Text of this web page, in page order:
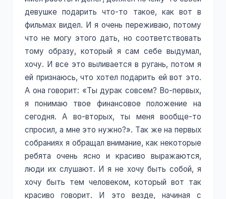
девушке подарить что-то такое, как вот в
фильмах видел. И я очень переживаю, потому
что не могу этого дать, но соответствовать
тому образу, который я сам себе выдумал,
хочу. И все это выливается в ругань, потом я
ей признаюсь, что хотел подарить ей вот это.
А она говорит: «Ты дурак совсем? Во-первых,
я понимаю твое финансовое положение на
сегодня. А во-вторых, ты меня вообще-то
спросил, а мне это нужно?». Так же на первых
собраниях я обращал внимание, как некоторые
ребята очень ясно и красиво выражаются,
люди их слушают. И я не хочу быть собой, я
хочу быть тем человеком, который вот так
красиво говорит. И это везде, начиная с